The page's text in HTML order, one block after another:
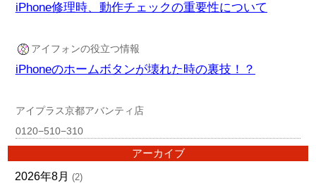
iPhone修理時、動作チェックの重要性について
アイフォンの役立つ情報
iPhoneのホームボタンが壊れた時の裏技！？
アイプラス京都アバンティ店
0120−510−310
アーカイブ
2026年8月 (2)